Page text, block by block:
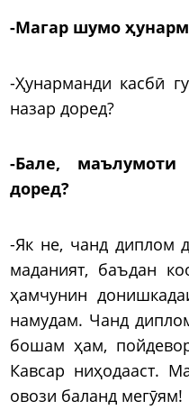
-Магар шумо
-Ҳунарманди касбӣ
назар доред?
-Бале,
доред?
-Як не, чанд диплом
маданият, баъдан
ҳамчунин
намудам. Чанд
бошам ҳам,
Кавсар ниҳодааст.
овози баланд мегӯям!